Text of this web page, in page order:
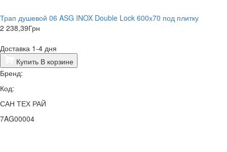
Трап душевой 06 ASG INOX Double Lock 600х70 под плитку
2 238,39Грн
Доставка 1-4 дня
Купить В корзине
Бренд:
Код:
САН ТЕХ РАЙ
7AG00004